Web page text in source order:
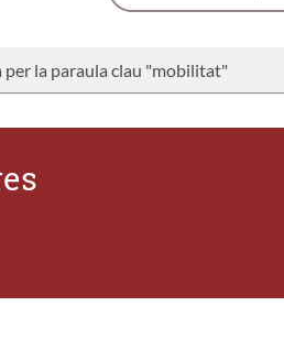
per la paraula clau "mobilitat"